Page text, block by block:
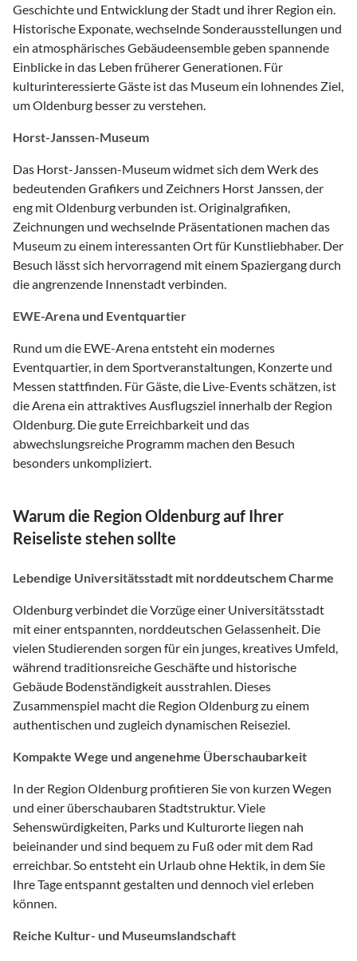
Geschichte und Entwicklung der Stadt und ihrer Region ein.
Historische Exponate, wechselnde Sonderausstellungen und
ein atmosphärisches Gebäudeensemble geben spannende
Einblicke in das Leben früherer Generationen. Für
kulturinteressierte Gäste ist das Museum ein lohnendes Ziel,
um Oldenburg besser zu verstehen.
Horst-Janssen-Museum
Das Horst-Janssen-Museum widmet sich dem Werk des
bedeutenden Grafikers und Zeichners Horst Janssen, der
eng mit Oldenburg verbunden ist. Originalgrafiken,
Zeichnungen und wechselnde Präsentationen machen das
Museum zu einem interessanten Ort für Kunstliebhaber. Der
Besuch lässt sich hervorragend mit einem Spaziergang durch
die angrenzende Innenstadt verbinden.
EWE-Arena und Eventquartier
Rund um die EWE-Arena entsteht ein modernes
Eventquartier, in dem Sportveranstaltungen, Konzerte und
Messen stattfinden. Für Gäste, die Live-Events schätzen, ist
die Arena ein attraktives Ausflugsziel innerhalb der Region
Oldenburg. Die gute Erreichbarkeit und das
abwechslungsreiche Programm machen den Besuch
besonders unkompliziert.
Warum die Region Oldenburg auf Ihrer
Reiseliste stehen sollte
Lebendige Universitätsstadt mit norddeutschem Charme
Oldenburg verbindet die Vorzüge einer Universitätsstadt
mit einer entspannten, norddeutschen Gelassenheit. Die
vielen Studierenden sorgen für ein junges, kreatives Umfeld,
während traditionsreiche Geschäfte und historische
Gebäude Bodenständigkeit ausstrahlen. Dieses
Zusammenspiel macht die Region Oldenburg zu einem
authentischen und zugleich dynamischen Reiseziel.
Kompakte Wege und angenehme Überschaubarkeit
In der Region Oldenburg profitieren Sie von kurzen Wegen
und einer überschaubaren Stadtstruktur. Viele
Sehenswürdigkeiten, Parks und Kulturorte liegen nah
beieinander und sind bequem zu Fuß oder mit dem Rad
erreichbar. So entsteht ein Urlaub ohne Hektik, in dem Sie
Ihre Tage entspannt gestalten und dennoch viel erleben
können.
Reiche Kultur- und Museumslandschaft